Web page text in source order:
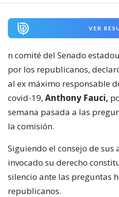
VER
n comité del Senado
por los republicanos,
al ex máximo responsable
covid-19, Anthony Fauci,
semana pasada a las
la comisión.
Siguiendo el consejo de sus
invocado su derecho
silencio ante las preguntas
republicanos.